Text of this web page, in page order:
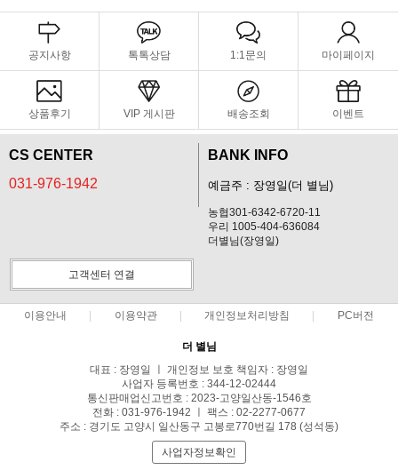
공지사항 톡톡상담 1:1문의 마이페이지
상품후기 VIP 게시판 배송조회 이벤트
CS CENTER
031-976-1942
BANK INFO
예금주 : 장영일(더 별님)
농협301-6342-6720-11
우리 1005-404-636084
더별님(장영일)
고객센터 연결
이용안내 이용약관 개인정보처리방침 PC버전
더 별님
대표 : 장영일 ㅣ 개인정보 보호 책임자 : 장영일
사업자 등록번호 : 344-12-02444
통신판매업신고번호 : 2023-고양일산동-1546호
전화 : 031-976-1942 ㅣ 팩스 : 02-2277-0677
주소 : 경기도 고양시 일산동구 고봉로770번길 178 (성석동)
사업자정보확인